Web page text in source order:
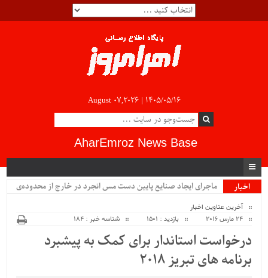
August 07,2026 | ۱۴۰۵/۰۵/۱۶
AharEmroz News Base
اخبار
ماجرای ایجاد صنایع پایین دست مس انجرد در خارج از محدوده‌ی
آخرین عناوین اخبار
24 مارس 2016
بازدید : 1501 شناسه خبر : 184
درخواست استاندار برای کمک به پیشبرد
برنامه های تبریز 2018